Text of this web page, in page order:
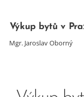
Výkup bytů v
Mgr. Jaroslav Oborný